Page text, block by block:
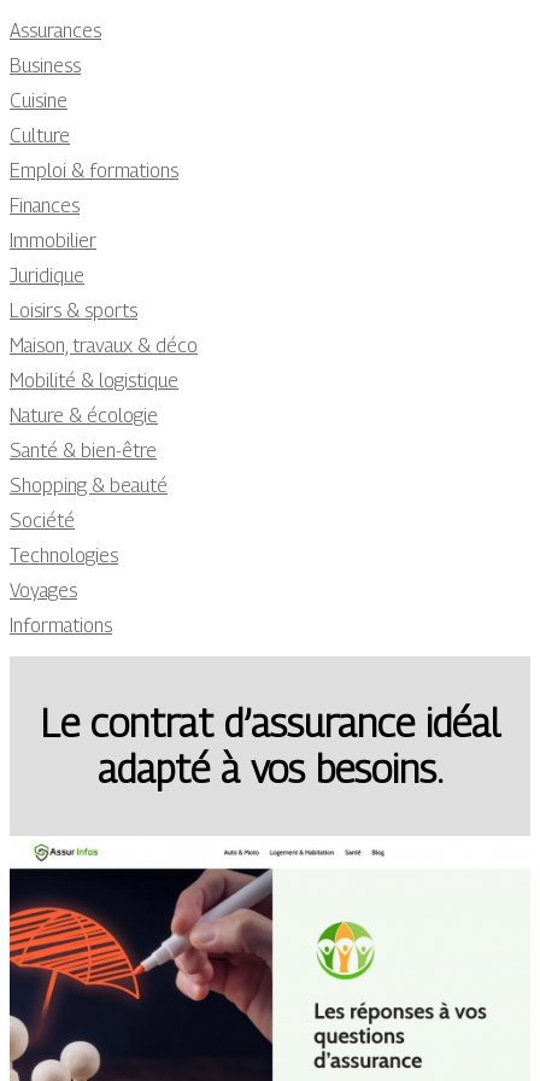
Assurances
Business
Cuisine
Culture
Emploi & formations
Finances
Immobilier
Juridique
Loisirs & sports
Maison, travaux & déco
Mobilité & logistique
Nature & écologie
Santé & bien-être
Shopping & beauté
Société
Technologies
Voyages
Informations
Le contrat d’assurance idéal
adapté à vos besoins.